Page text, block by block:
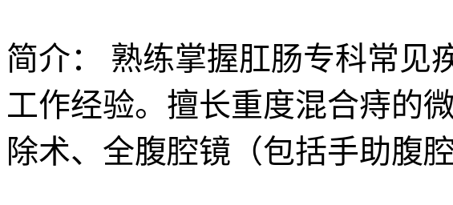
简介：
熟练掌握肛肠专科常见
工作经验。擅长重度混合痔的
除术、全腹腔镜（包括手助腹